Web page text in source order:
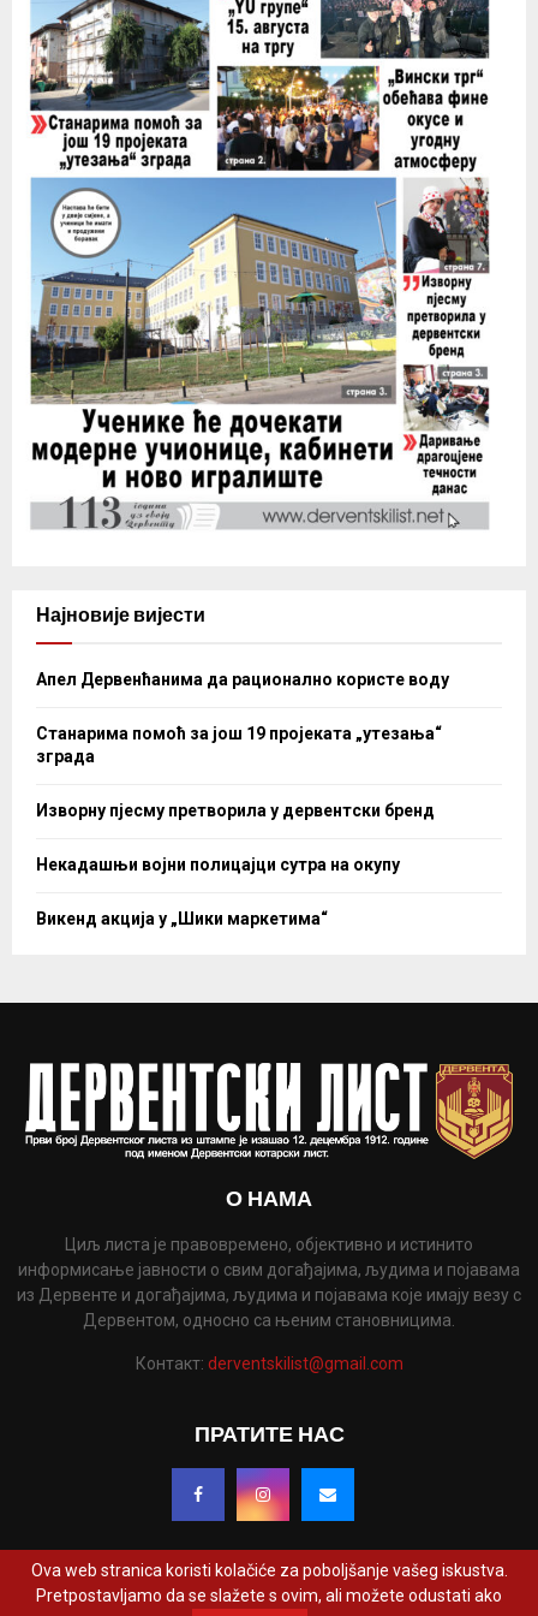
Најновије вијести
Апел Дервенћанима да рационално користе воду
Станарима помоћ за још 19 пројеката „утезања“
зграда
Изворну пјесму претворила у дервентски бренд
Некадашњи војни полицајци сутра на окупу
Викенд акција у „Шики маркетима“
О НАМА
Циљ листа је правовремено, објективно и истинито
информисање јавности о свим догађајима, људима и појавама
из Дервенте и догађајима, људима и појавама које имају везу с
Дервентом, односно са њеним становницима.
Контакт: derventskilist@gmail.com
ПРАТИТЕ НАС
@2022 - www.derventskilist.net. Сва права задржана. Дизајнирао и развио
Ova web stranica koristi kolačiće za poboljšanje vašeg iskustva.
Pretpostavljamo da se slažete s ovim, ali možete odustati ako